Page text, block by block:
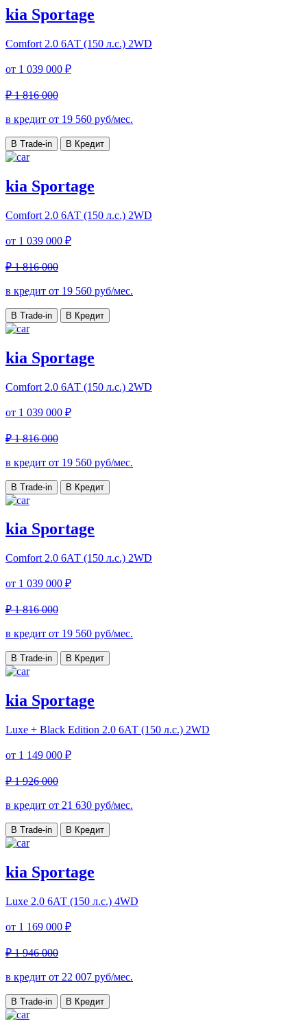
kia Sportage
Comfort 2.0 6АТ (150 л.с.) 2WD
от 1 039 000 ₽
₽ 1 816 000
в кредит от 19 560 руб/мес.
В Trade-in В Кредит
kia Sportage
Comfort 2.0 6АТ (150 л.с.) 2WD
от 1 039 000 ₽
₽ 1 816 000
в кредит от 19 560 руб/мес.
В Trade-in В Кредит
kia Sportage
Comfort 2.0 6АТ (150 л.с.) 2WD
от 1 039 000 ₽
₽ 1 816 000
в кредит от 19 560 руб/мес.
В Trade-in В Кредит
kia Sportage
Comfort 2.0 6АТ (150 л.с.) 2WD
от 1 039 000 ₽
₽ 1 816 000
в кредит от 19 560 руб/мес.
В Trade-in В Кредит
kia Sportage
Luxe + Black Edition 2.0 6АТ (150 л.с.) 2WD
от 1 149 000 ₽
₽ 1 926 000
в кредит от 21 630 руб/мес.
В Trade-in В Кредит
kia Sportage
Luxe 2.0 6АТ (150 л.с.) 4WD
от 1 169 000 ₽
₽ 1 946 000
в кредит от 22 007 руб/мес.
В Trade-in В Кредит